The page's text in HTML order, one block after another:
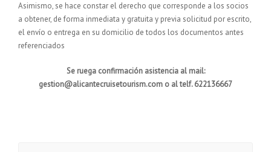
Asimismo, se hace constar el derecho que corresponde a los socios
a obtener, de forma inmediata y gratuita y previa solicitud por escrito,
el envío o entrega en su domicilio de todos los documentos antes
referenciados
Se ruega confirmación asistencia al mail:
gestion@alicantecruisetourism.com o al telf. 622136667